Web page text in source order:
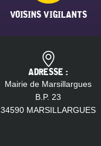
VOISINS VIGILANTS
ADRESSE :
Mairie de Marsillargues
B.P. 23
34590 MARSILLARGUES